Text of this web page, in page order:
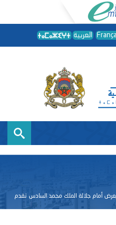
العربية
أمام جلالة الملك محمد السادس تقدم